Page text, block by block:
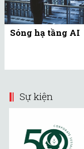
Sóng hạ tầng AI
Sự kiện